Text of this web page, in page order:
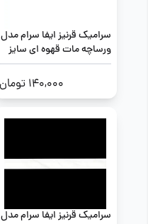
سرامیک قرنیز ایفا سرام مدل
ورساچه مات قهوه ای سایز
13 در 100
140,000 تومان
سرامیک قرنیز ایفا سرام مدل